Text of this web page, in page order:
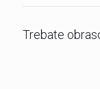
Trebate